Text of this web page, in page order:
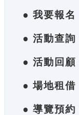
● 我要報名
● 活動查詢
● 活動回顧
● 場地租借
● 導覽預約